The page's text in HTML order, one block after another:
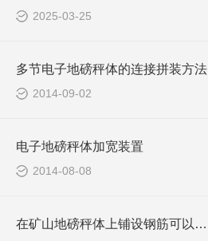
2025-03-25
多节电子地磅秤体的连接拼装方法
2014-09-02
电子地磅秤体加宽装置
2014-08-08
在矿山地磅秤体上铺设钢筋可以防滑